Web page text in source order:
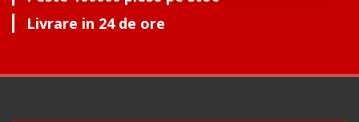
Livrare in 24 de ore